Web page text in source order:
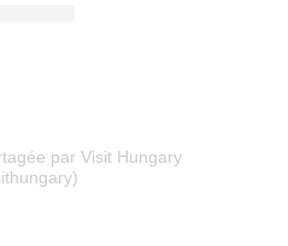
par Visit Hungary